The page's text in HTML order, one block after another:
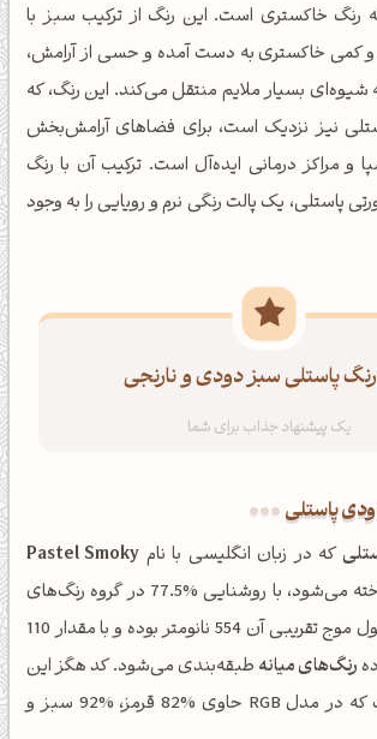
رنگ خاکستری است. این رنگ از ترکیب سبز با
و کمی خاکستری به دست آمده و حسی از آرامش،
شیوه‌ای بسیار ملایم منتقل می‌کند. این رنگ، که
نیز نزدیک است، برای فضاهای آرامش‌بخش
و مراکز درمانی ایده‌آل است. ترکیب آن با رنگ
پاستلی، یک پالت رنگی نرم و رویایی را به وجود
پاستلی سبز دودی و نارنجی
پاستلی
که در زبان انگلیسی با نام Pastel Smoky
شناخته می‌شود، با روشنایی %77.5 در گروه رنگ‌های
روشن جای دارد. طول موج تقریبی آن 554 نانومتر بوده و با مقدار 110
رنگ‌های میانه طبقه‌بندی می‌شود. کد هگز این
است که در مدل RGB حاوی %82 قرمز، %92 سبز و